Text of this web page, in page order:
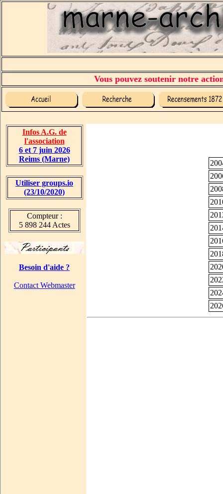
Vous pouvez soutenir notre
Infos A.G. de
l'association
6 et 7 juin 2026
Reims (Marne)
Utiliser groups.io
(23/10/2020)
Compteur :
5 898 244 Actes
Besoin d'aide ?
Contact Webmaster